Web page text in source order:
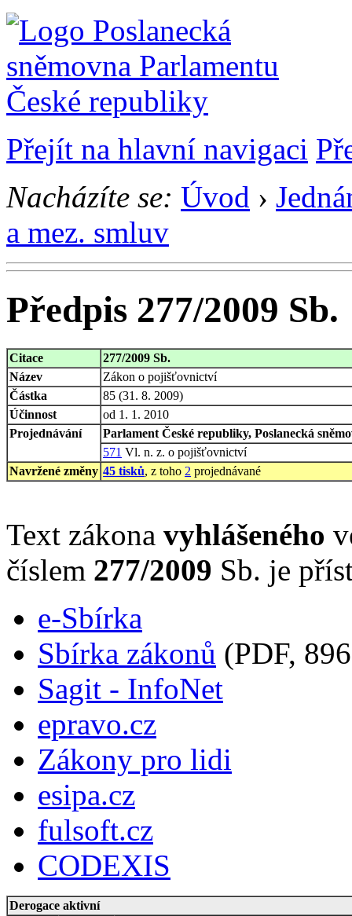
Přejít na hlavní navigaci
Nacházíte se: Úvod ›
a mez. smluv
Předpis 277/2009 Sb.
Citace
277/2009 Sb.
Název
Zákon o pojišťovnictví
Částka
85 (31. 8. 2009)
Účinnost
od 1. 1. 2010
Projednávání
Parlament České republiky, Poslanecká
571 Vl. n. z. o pojišťovnictví
Navržené změny 45 tisků, z toho 2 projednávané
Text zákona vyhlášeného
číslem 277/2009 Sb. je
e-Sbírka
Sbírka zákonů (PDF,
Sagit - InfoNet
epravo.cz
Zákony pro lidi
esipa.cz
fulsoft.cz
CODEXIS
Derogace aktivní